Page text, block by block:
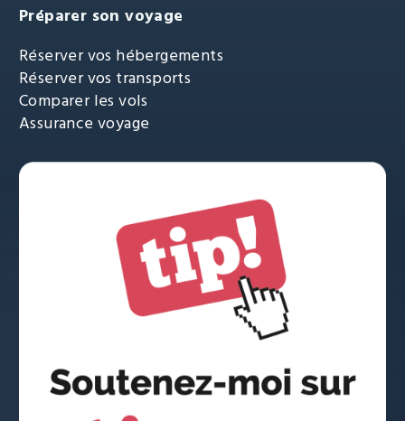
Préparer son voyage
Réserver vos hébergements
Réserver vos transports
Comparer les vols
Assurance voyage